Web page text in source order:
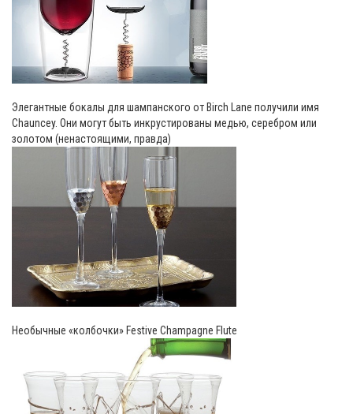
Элегантные бокалы для шампанского от Birch Lane получили имя
Chauncey. Они могут быть инкрустированы медью, серебром или
золотом (ненастоящими, правда)
Необычные «колбочки» Festive Champagne Flute